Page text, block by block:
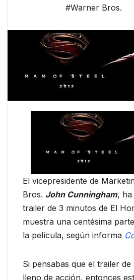
#Warner Bros.
El vicepresidente de
Bros. John Cunningham, ha
trailer de 3 minutos de El
muestra una centésima
la película, según informa
Si pensabas que el trailer
lleno de acción, entonces